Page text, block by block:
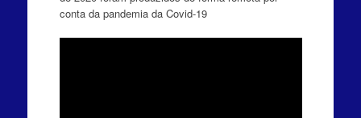
conta da pandemia da Covid-19